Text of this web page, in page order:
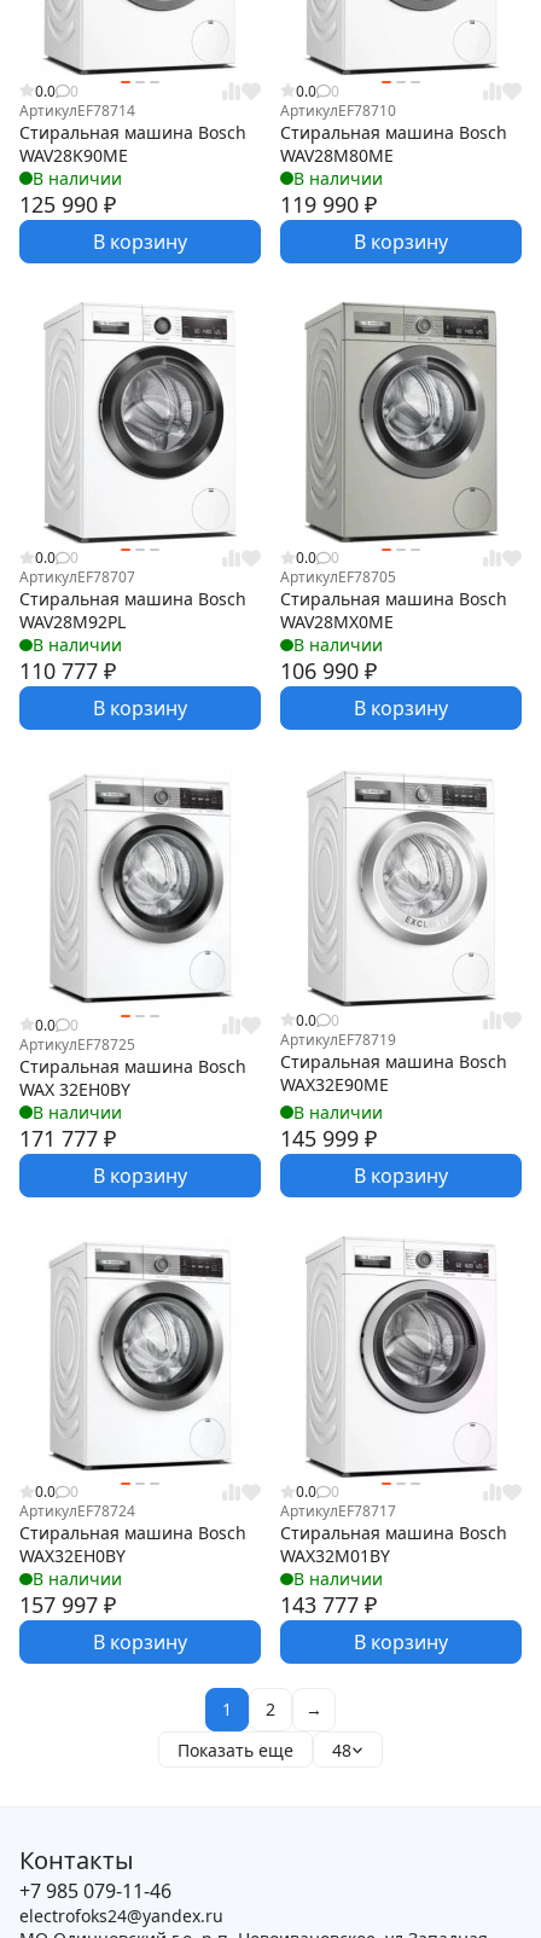
0.0
0
АртикулEF78714
Стиральная машина Bosch
WAV28K90ME
В наличии
125 990 ₽
В корзину
0.0
0
АртикулEF78710
Стиральная машина Bosch
WAV28M80ME
В наличии
119 990 ₽
В корзину
0.0
0
АртикулEF78707
Стиральная машина Bosch
WAV28M92PL
В наличии
110 777 ₽
В корзину
0.0
0
АртикулEF78705
Стиральная машина Bosch
WAV28MX0ME
В наличии
106 990 ₽
В корзину
0.0
0
АртикулEF78725
Стиральная машина Bosch
WAX 32EH0BY
В наличии
171 777 ₽
В корзину
0.0
0
АртикулEF78719
Стиральная машина Bosch
WAX32E90ME
В наличии
145 999 ₽
В корзину
0.0
0
АртикулEF78724
Стиральная машина Bosch
WAX32EH0BY
В наличии
157 997 ₽
В корзину
0.0
0
АртикулEF78717
Стиральная машина Bosch
WAX32M01BY
В наличии
143 777 ₽
В корзину
1 2
→
Показать еще
48
Контакты
+7 985 079-11-46
electrofoks24@yandex.ru